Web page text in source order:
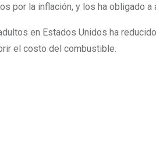
por la inflación, y los ha obligado
en Estados Unidos ha
el costo del combustible.